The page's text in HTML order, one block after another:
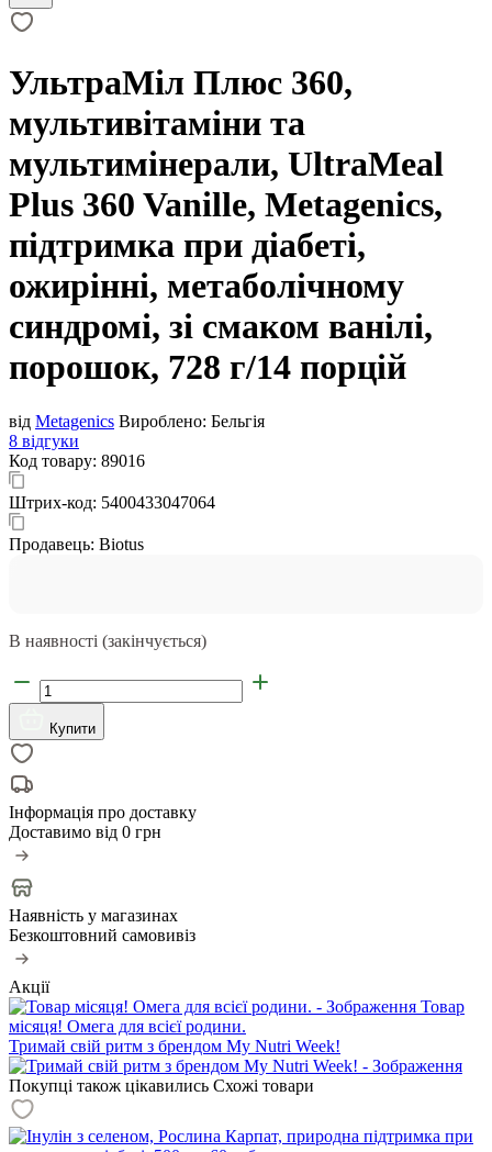
УльтраМіл Плюс 360,
мультивітаміни та
мультимінерали, UltraMeal
Plus 360 Vanille, Metagenics,
підтримка при діабеті,
ожирінні, метаболічному
синдромі, зі смаком ванілі,
порошок, 728 г/14 порцій
від Metagenics Вироблено: Бельгія
8 відгуки
Код товару: 89016
Штрих-код: 5400433047064
Продавець: Biotus
В наявності (закінчується)
Купити
Інформація про доставку
Доставимо від 0 грн
Наявність у магазинах
Безкоштовний самовивіз
Акції
Товар
місяця! Омега для всієї родини.
Тримай свій ритм з брендом My Nutri Week!
Покупці також цікавились Схожі товари